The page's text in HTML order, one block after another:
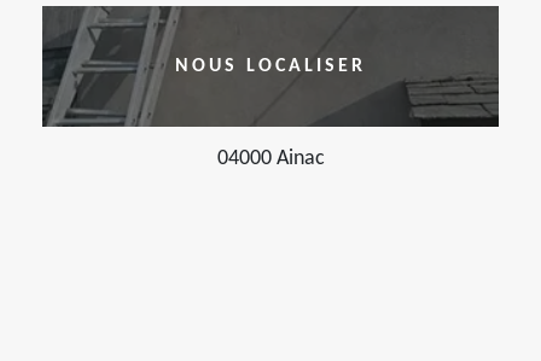
NOUS LOCALISER
04000 Ainac